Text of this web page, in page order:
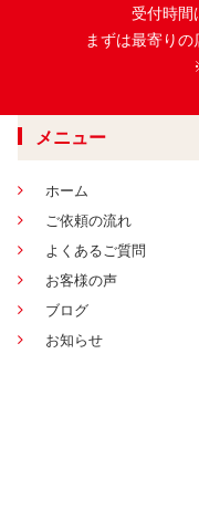
受付時間
まずは最寄りの
メニュー
ホーム
ご依頼の流れ
よくあるご質問
お客様の声
ブログ
お知らせ